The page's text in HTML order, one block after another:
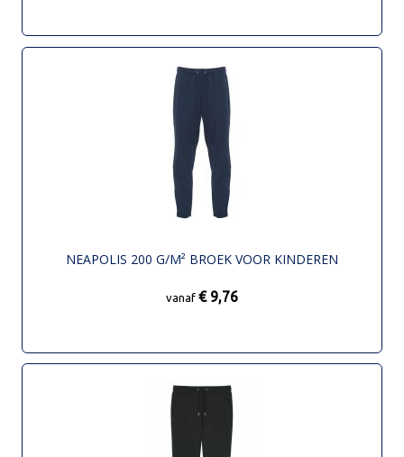
NEAPOLIS 200 G/M² BROEK VOOR KINDEREN
vanaf € 9,76